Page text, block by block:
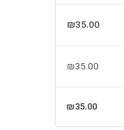
₪35.00
₪35.00
₪35.00